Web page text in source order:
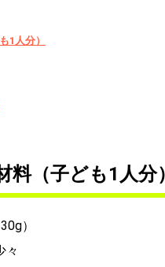
1人分）
料（子ども1人分）
）
々